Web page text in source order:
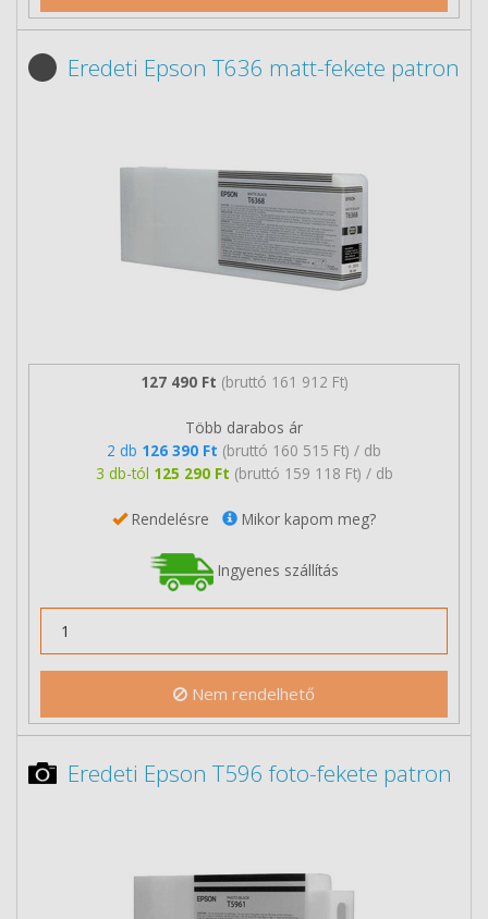
Eredeti Epson T636 matt-fekete patron
127 490 Ft (bruttó 161 912 Ft)
Több darabos ár
2 db 126 390 Ft (bruttó 160 515 Ft) / db
3 db-tól 125 290 Ft (bruttó 159 118 Ft) / db
Rendelésre Mikor kapom meg?
Ingyenes szállítás
Nem rendelhető
Eredeti Epson T596 foto-fekete patron